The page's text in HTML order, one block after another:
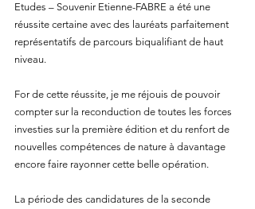
Etudes – Souvenir Etienne-FABRE a été une
réussite certaine avec des lauréats parfaitement
représentatifs de parcours biqualifiant de haut
niveau.
For de cette réussite, je me réjouis de pouvoir
compter sur la reconduction de toutes les forces
investies sur la première édition et du renfort de
nouvelles compétences de nature à davantage
encore faire rayonner cette belle opération.
La période des candidatures de la seconde